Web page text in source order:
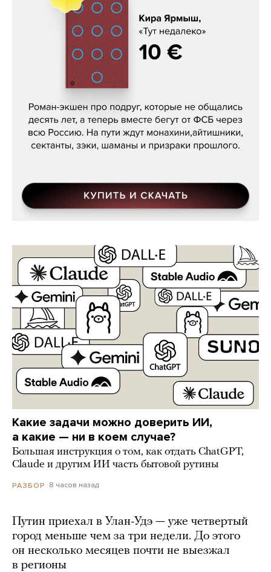
Кира Ярмыш, «Тут недалеко»
Какие задачи можно доверить ИИ,
а какие — ни в коем случае?
Большая инструкция о том, как отдать ChatGPT,
Claude и другим ИИ часть бытовой рутины
РАЗБОР 8 часов назад
Путин приехал в Улан-Удэ — уже четвертый
город меньше чем за три недели. До этого
он несколько месяцев почти не выезжал
в регионы